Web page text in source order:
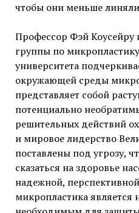
чтобы они меньше
Профессор Фэй Коусейру
группы по
университета
окружающей среды
представляет собой
потенциально
решительных действий
и мировое лидерство
поставлены под угрозу,
сказаться на здоровье
надежной,
микропластика